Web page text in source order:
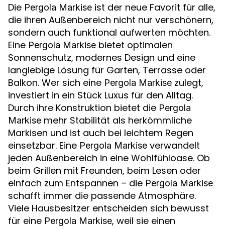
Die Pergola Markise ist der neue Favorit für alle,
die ihren Außenbereich nicht nur verschönern,
sondern auch funktional aufwerten möchten.
Eine Pergola Markise bietet optimalen
Sonnenschutz, modernes Design und eine
langlebige Lösung für Garten, Terrasse oder
Balkon. Wer sich eine Pergola Markise zulegt,
investiert in ein Stück Luxus für den Alltag.
Durch ihre Konstruktion bietet die Pergola
Markise mehr Stabilität als herkömmliche
Markisen und ist auch bei leichtem Regen
einsetzbar. Eine Pergola Markise verwandelt
jeden Außenbereich in eine Wohlfühloase. Ob
beim Grillen mit Freunden, beim Lesen oder
einfach zum Entspannen – die Pergola Markise
schafft immer die passende Atmosphäre.
Viele Hausbesitzer entscheiden sich bewusst
für eine Pergola Markise, weil sie einen